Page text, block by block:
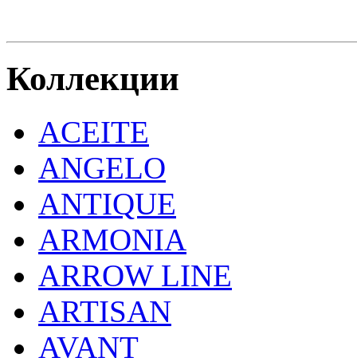
Коллекции
ACEITE
ANGELO
ANTIQUE
ARMONIA
ARROW LINE
ARTISAN
AVANT